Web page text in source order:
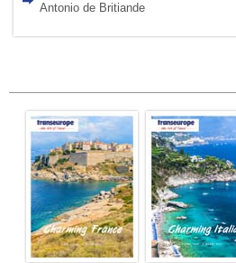
Antonio de Britiande